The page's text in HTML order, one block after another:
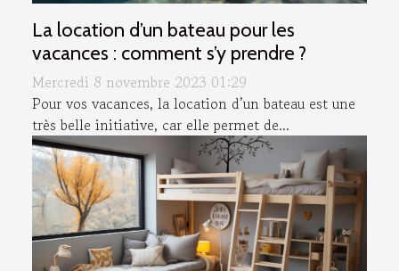
La location d’un bateau pour les
vacances : comment s’y prendre ?
Mercredi 8 novembre 2023 01:29
Pour vos vacances, la location d’un bateau est une
très belle initiative, car elle permet de...